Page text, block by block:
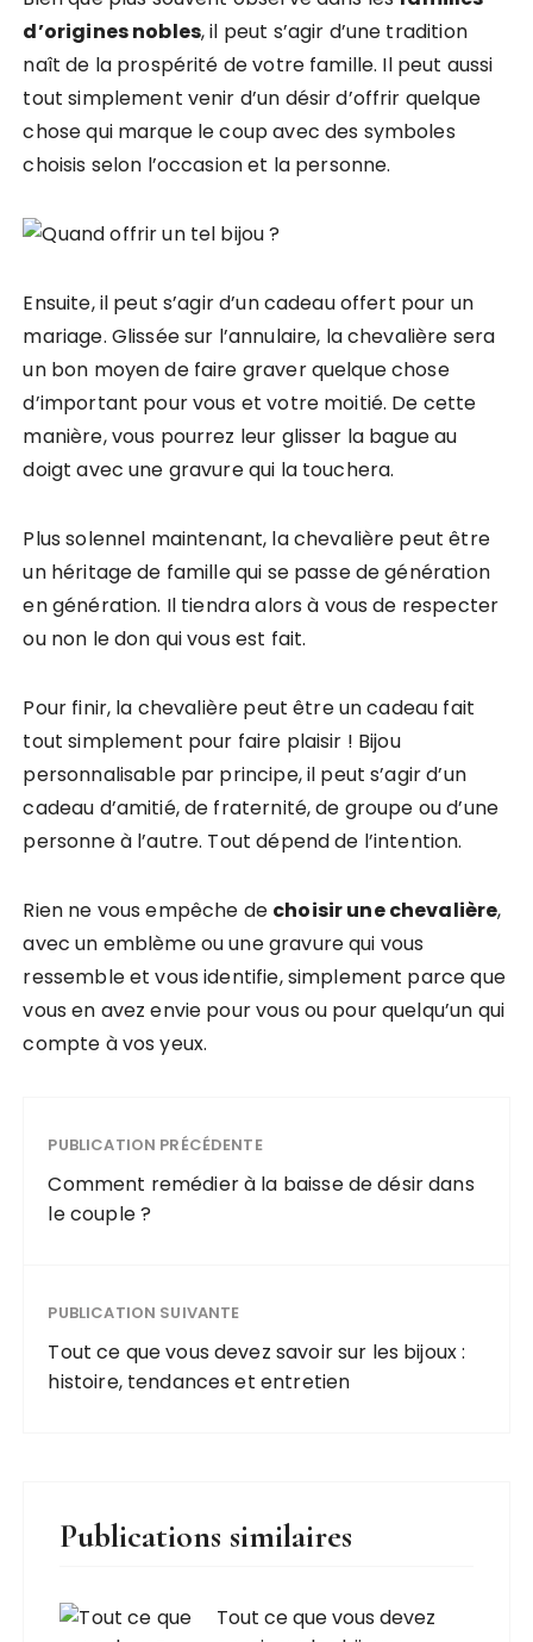
d’origines nobles, il peut s’agir d’une tradition
naît de la prospérité de votre famille. Il peut aussi
tout simplement venir d’un désir d’offrir quelque
chose qui marque le coup avec des symboles
choisis selon l’occasion et la personne.
Ensuite, il peut s’agir d’un cadeau offert pour un
mariage. Glissée sur l’annulaire, la chevalière sera
un bon moyen de faire graver quelque chose
d’important pour vous et votre moitié. De cette
manière, vous pourrez leur glisser la bague au
doigt avec une gravure qui la touchera.
Plus solennel maintenant, la chevalière peut être
un héritage de famille qui se passe de génération
en génération. Il tiendra alors à vous de respecter
ou non le don qui vous est fait.
Pour finir, la chevalière peut être un cadeau fait
tout simplement pour faire plaisir ! Bijou
personnalisable par principe, il peut s’agir d’un
cadeau d’amitié, de fraternité, de groupe ou d’une
personne à l’autre. Tout dépend de l’intention.
Rien ne vous empêche de choisir une chevalière,
avec un emblème ou une gravure qui vous
ressemble et vous identifie, simplement parce que
vous en avez envie pour vous ou pour quelqu’un qui
compte à vos yeux.
PUBLICATION PRÉCÉDENTE
Comment remédier à la baisse de désir dans
le couple ?
PUBLICATION SUIVANTE
Tout ce que vous devez savoir sur les bijoux :
histoire, tendances et entretien
Publications similaires
Tout ce que vous devez